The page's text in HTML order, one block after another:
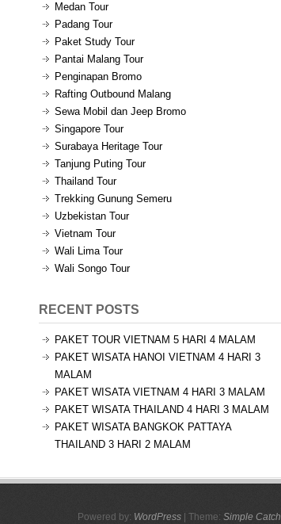
Medan Tour
Padang Tour
Paket Study Tour
Pantai Malang Tour
Penginapan Bromo
Rafting Outbound Malang
Sewa Mobil dan Jeep Bromo
Singapore Tour
Surabaya Heritage Tour
Tanjung Puting Tour
Thailand Tour
Trekking Gunung Semeru
Uzbekistan Tour
Vietnam Tour
Wali Lima Tour
Wali Songo Tour
RECENT POSTS
PAKET TOUR VIETNAM 5 HARI 4 MALAM
PAKET WISATA HANOI VIETNAM 4 HARI 3
MALAM
PAKET WISATA VIETNAM 4 HARI 3 MALAM
PAKET WISATA THAILAND 4 HARI 3 MALAM
PAKET WISATA BANGKOK PATTAYA
THAILAND 3 HARI 2 MALAM
Powered by: WordPress | Theme: Simple Catch